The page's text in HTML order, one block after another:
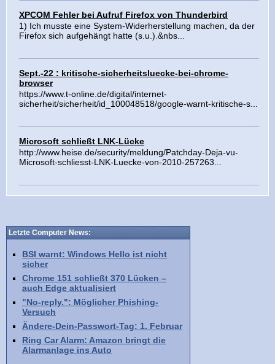
XPCOM Fehler bei Aufruf Firefox von Thunderbird
1) Ich musste eine System-Widerherstellung machen, da der
Firefox sich aufgehängt hatte (s.u.).&nbs...
Sept.-22 : kritische-sicherheitsluecke-bei-chrome-
browser
https://www.t-online.de/digital/internet-
sicherheit/sicherheit/id_100048518/google-warnt-kritische-s...
Microsoft schließt LNK-Lücke
http://www.heise.de/security/meldung/Patchday-Deja-vu-
Microsoft-schliesst-LNK-Luecke-von-2010-257263...
Letzte Computer News:
BSI warnt: Windows Hello ist nicht
sicher
Chrome 151 schließt 370 Lücken –
auch Edge aktualisiert
"No-reply.": Möglicher Phishing-
Versuch
Ändere-Dein-Passwort-Tag: 1. Februar
Ring Car Alarm: Amazon bringt die
Alarmanlage ins Auto